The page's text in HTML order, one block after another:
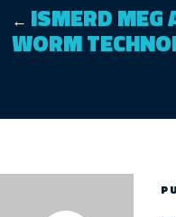
← ISMERD MEG
WORM